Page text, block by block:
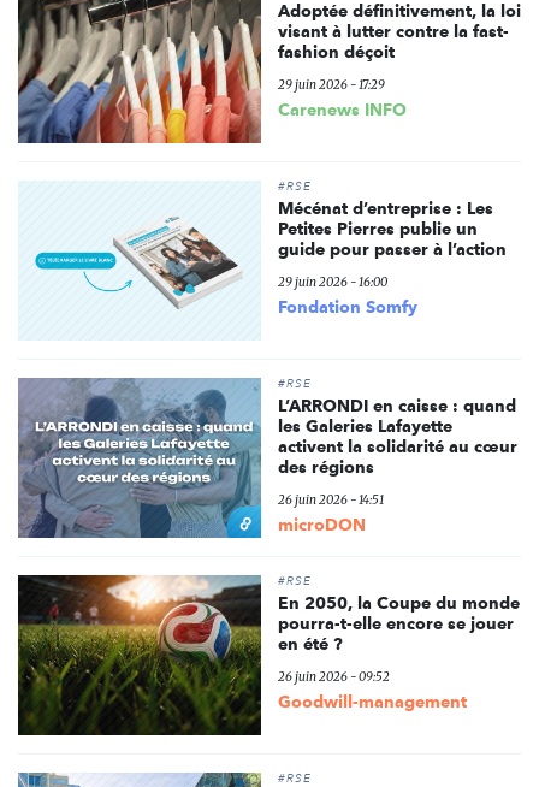
Adoptée définitivement, la loi
visant à lutter contre la fast-
fashion déçoit
29 juin 2026 - 17:29
Carenews INFO
#RSE
Mécénat d’entreprise : Les
Petites Pierres publie un
guide pour passer à l’action
29 juin 2026 - 16:00
Fondation Somfy
#RSE
L’ARRONDI en caisse : quand
les Galeries Lafayette
activent la solidarité au cœur
des régions
26 juin 2026 - 14:51
microDON
#RSE
En 2050, la Coupe du monde
pourra-t-elle encore se jouer
en été ?
26 juin 2026 - 09:52
Goodwill-management
#RSE